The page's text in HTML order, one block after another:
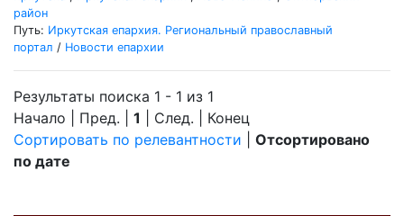
район
Путь: Иркутская епархия. Региональный православный
портал / Новости епархии
Результаты поиска 1 - 1 из 1
Начало | Пред. | 1 | След. | Конец
Сортировать по релевантности
Отсортировано
по дате